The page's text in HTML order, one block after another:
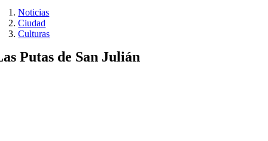
Noticias
Ciudad
Culturas
Putas de San Julián